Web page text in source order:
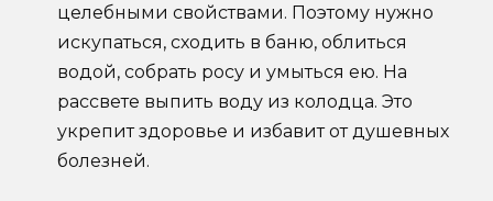
целебными свойствами. Поэтому нужно
искупаться, сходить в баню, облиться
водой, собрать росу и умыться ею. На
рассвете выпить воду из колодца. Это
укрепит здоровье и избавит от душевных
болезней.